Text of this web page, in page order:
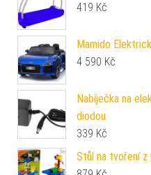
419 Kč
Mamido
4 590 Kč
Nabíječka na
diodou
339 Kč
Stůl na tvoření